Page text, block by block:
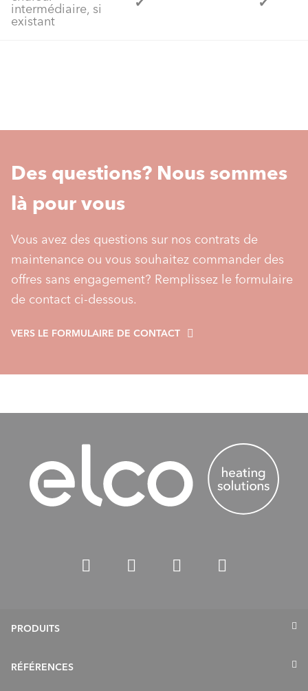
intermédiaire, si
existant
Des questions? Nous sommes
là pour vous
Vous avez des questions sur nos contrats de
maintenance ou vous souhaitez commander des
offres sans engagement? Remplissez le formulaire
de contact ci-dessous.
VERS LE FORMULAIRE DE CONTACT
PRODUITS
Pompes à chaleur
RÉFÉRENCES